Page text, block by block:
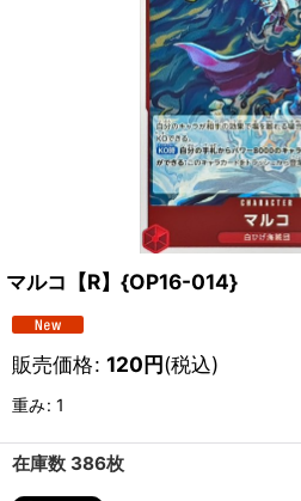
マルコ【R】{OP16-014}
販売価格: 120円(税込)
重み: 1
在庫数 386枚